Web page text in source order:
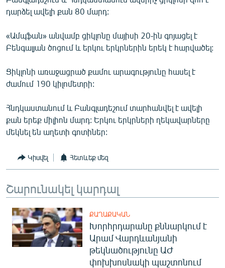
ՏԵՍԱՆՅՈՒԹԵՐ
ՁԳՏԵԼՈՎ ԼԱՎԱԳՈՒՅՆԻՆ
Հայերեն
English
Русский
ՀԵՏԵՎԵՔ ՄԵԶ
«Ազատության» բոլոր կայքերը
դարձել ավելի քան 80 մարդ:
«Ամպֆան» անվամբ ցիկլոնը մայիսի 20-ին գոյացել է
Բենգալյան ծոցում և երկու երկրներին երեկ է հարվածել:
Ցիկլոնի առաջացրած քամու արագությունը հասել է
ժամում 190 կիլոմետրի:
Հնդկաստանում և Բանգլադեշում տարհանվել է ավելի
քան երեք միլիոն մարդ: Երկու երկրների ղեկավարները
մեկնել են աղետի գոտիներ:
Կիսվել Հետևեք մեզ
Շարունակել կարդալ
ՔԱՂԱՔԱԿԱՆ
Խորհրդարանը քննարկում է
Արամ Վարդևանյանի
թեկնածությունը ԱԺ
փոխխոսնակի պաշտոնում